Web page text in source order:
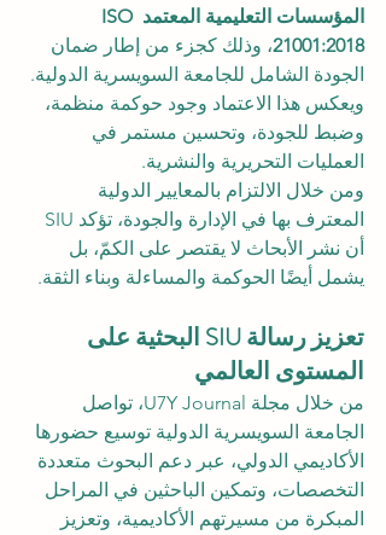
المؤسسات التعليمية المعتمد ISO
21001:2018، وذلك كجزء من إطار ضمان
الجودة الشامل للجامعة السويسرية الدولية.
ويعكس هذا الاعتماد وجود حوكمة منظمة،
وضبط للجودة، وتحسين مستمر في
العمليات التحريرية والنشرية.
ومن خلال الالتزام بالمعايير الدولية
أن نشر الأبحاث لا يقتصر على الكمّ، بل
يشمل أيضًا الحوكمة والمساءلة وبناء الثقة.
تعزيز رسالة SIU البحثية على
المستوى العالمي
من خلال مجلة U7Y Journal، تواصل
الجامعة السويسرية الدولية توسيع حضورها
الأكاديمي الدولي، عبر دعم البحوث متعددة
التخصصات، وتمكين الباحثين في المراحل
المبكرة من مسيرتهم الأكاديمية، وتعزيز